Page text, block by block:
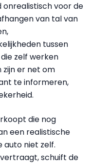
onrealistisch voor de
van tal van
tussen
zelf werken
er net om
te informeren,
die nog
een realistische
auto niet zelf.
schuift de